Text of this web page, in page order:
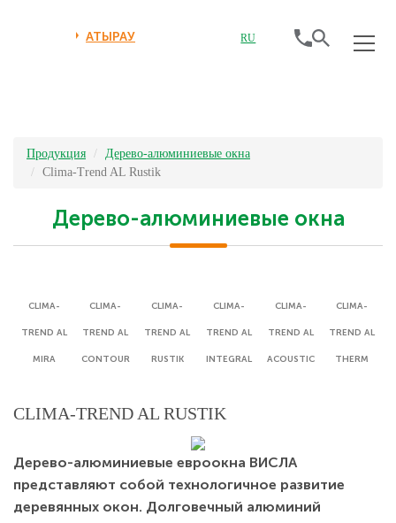
АТЫРАУ RU
Продукция
Дерево-алюминиевые окна
Clima-Trend AL Rustik
Дерево-алюминиевые окна
CLIMA-
TREND AL
MIRA
CLIMA-
TREND AL
CONTOUR
CLIMA-
TREND AL
RUSTIK
CLIMA-
TREND AL
INTEGRAL
CLIMA-
TREND AL
ACOUSTIC
CLIMA-
TREND AL
THERM
CLIMA-TREND AL RUSTIK
Дерево-алюминиевые евроокна ВИСЛА
представляют собой технологичное развитие
деревянных окон. Долговечный алюминий